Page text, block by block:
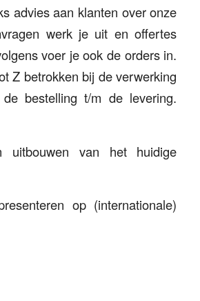
advies aan klanten over onze
werk je uit en offertes
voer je ook de orders in.
Z betrokken bij de verwerking
bestelling t/m de levering.
uitbouwen van het huidige
op (internationale)